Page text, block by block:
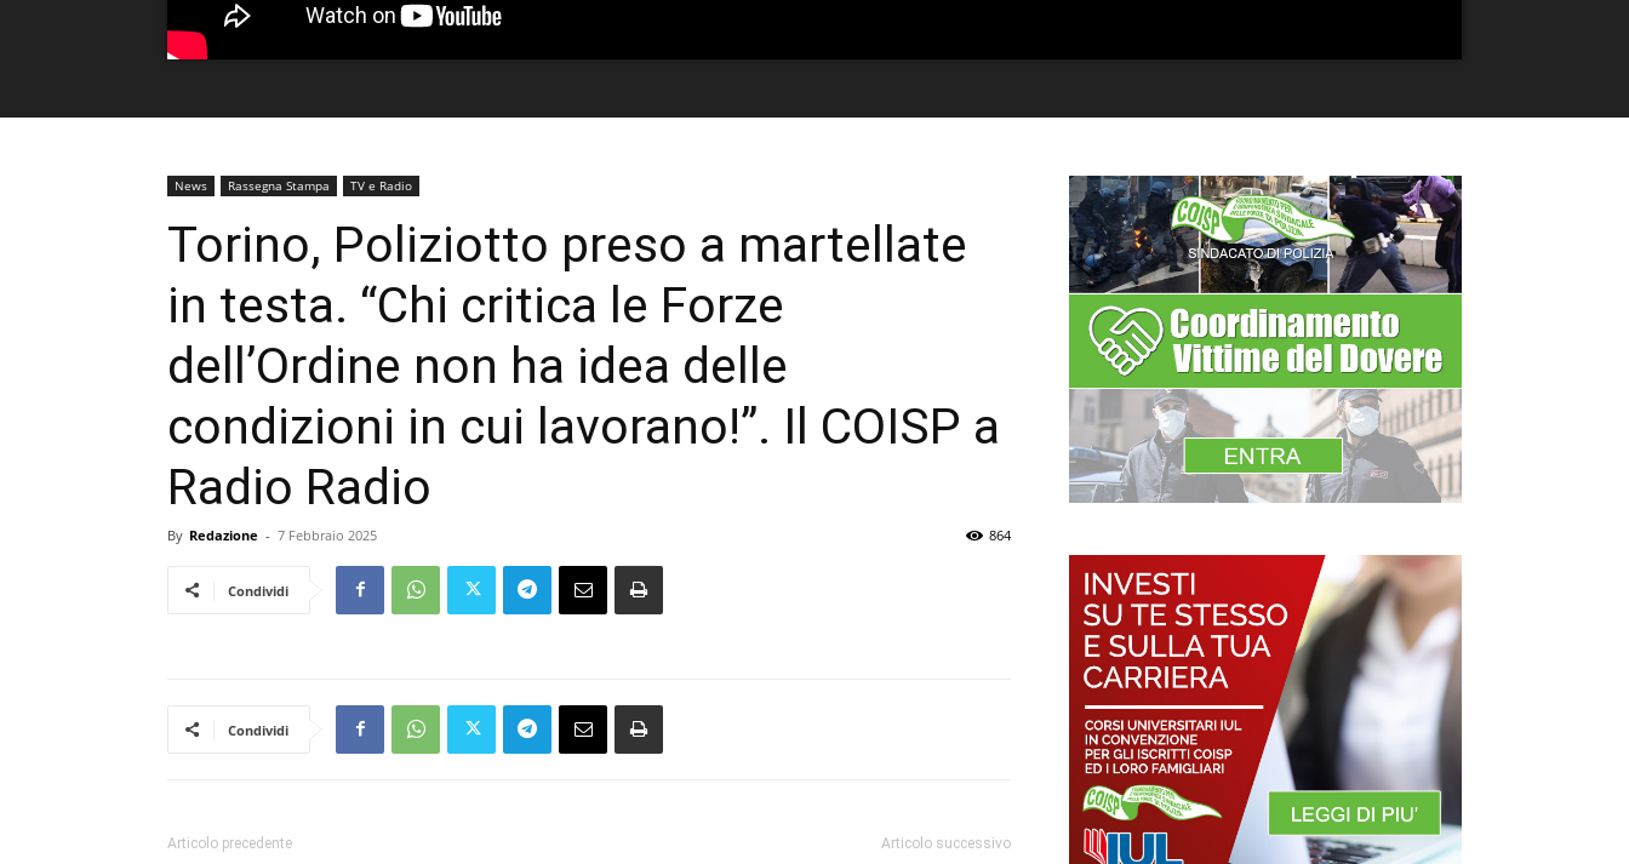
News Rassegna Stampa TV e Radio
Torino, Poliziotto preso a martellate
in testa. “Chi critica le Forze
dell’Ordine non ha idea delle
condizioni in cui lavorano!”. Il COISP a
Radio Radio
By Redazione - 7 Febbraio 2025 864
Condividi
Condividi
Articolo precedente Articolo successivo